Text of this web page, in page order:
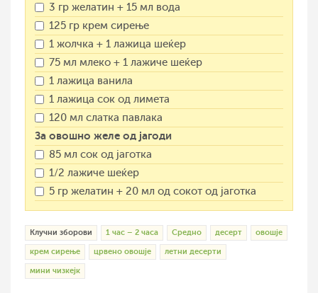
3 гр желатин + 15 мл вода
125 гр крем сирење
1 жолчка + 1 лажица шеќер
75 мл млеко + 1 лажиче шеќер
1 лажица ванила
1 лажица сок од лимета
120 мл слатка павлака
За овошно желе од јагоди
85 мл сок од јаготка
1/2 лажиче шеќер
5 гр желатин + 20 мл од сокот од јаготка
Клучни зборови 1 час – 2 часа Средно десерт овошје
крем сирење црвено овошје летни десерти
мини чизкејк